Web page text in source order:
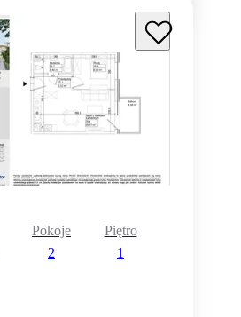
Pokoje
2
Piętro
1